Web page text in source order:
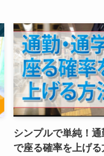
シンプルで単純！
で座る確率を上げる